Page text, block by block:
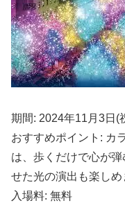
期間: 2024年11月3日(
おすすめポイント: カ
は、歩くだけで心が
せた光の演出も楽しめ
入場料: 無料